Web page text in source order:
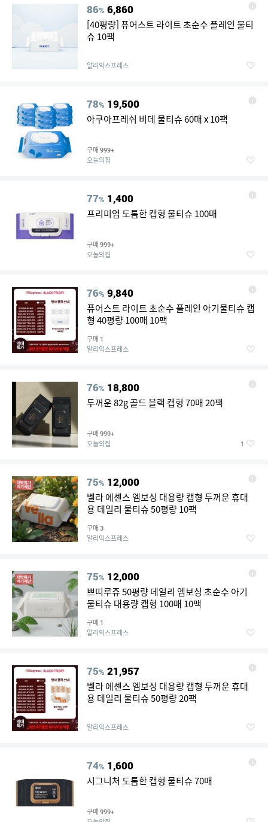
86% 6,860
[40평량] 퓨어스트 라이트 초순수 플레인 물티
슈 10팩
알리익스프레스
78% 19,500
아쿠아프레쉬 비데 물티슈 60매 x 10팩
구매 999+
오늘의집
77% 1,400
프리미엄 도톰한 캡형 물티슈 100매
구매 999+
오늘의집
76% 9,840
퓨어스트 라이트 초순수 플레인 아기물티슈 캡
형 40평량 100매 10팩
구매 1
알리익스프레스
76% 18,800
두꺼운 82g 골드 블랙 캡형 70매 20팩
구매 999+
오늘의집 1
75% 12,000
벨라 에센스 엠보싱 대용량 캡형 두꺼운 휴대
용 데일리 물티슈 50평량 10팩
구매 3
알리익스프레스
75% 12,000
쁘띠루쥬 50평량 데일리 엠보싱 초순수 아기
물티슈 대용량 캡형 100매 10팩
구매 1
알리익스프레스
75% 21,957
벨라 에센스 엠보싱 대용량 캡형 두꺼운 휴대
용 데일리 물티슈 50평량 20팩
알리익스프레스
74% 1,600
시그니처 도톰한 캡형 물티슈 70매
구매 999+